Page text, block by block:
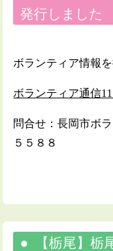
発行しました
ボランティア情報
ボランティア通信
問合せ：長岡市ボ
５５８８
【栃尾】